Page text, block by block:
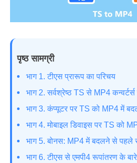
पृष्ठ सामग्री
भाग 1. टीएस प्रारूप का परिचय
भाग 2. सर्वश्रेष्ठ TS से MP4
भाग 3. कंप्यूटर पर TS को MP4 में
भाग 4. मोबाइल डिवाइस पर TS को
भाग 5. बोनस: MP4 में बदलने से पहले
भाग 6. टीएस से एमपी4 रूपांतरण के